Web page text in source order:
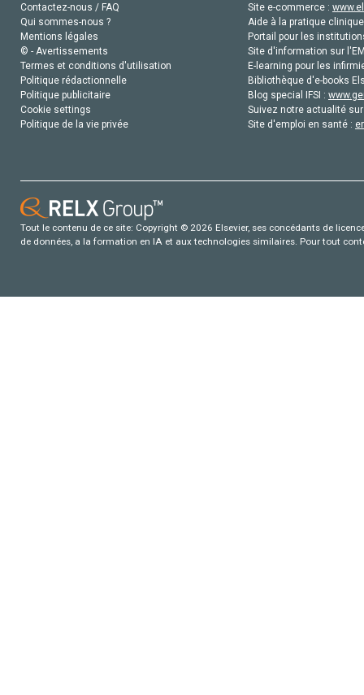
Contactez-nous / FAQ
Qui sommes-nous ?
Mentions légales
© - Avertissements
Termes et conditions d'utilisation
Politique rédactionnelle
Politique publicitaire
Cookie settings
Politique de la vie privée
Site e-commerce :
Aide à la pratique
Portail pour les
Site d'information sur
E-learning pour les
Bibliothèque d'e-books
Blog special IFSI :
Suivez notre actualité
Site d'emploi en santé :
Tout le contenu de ce site: Copyright © 2026 Elsevier, ses concédants de
de données, a la formation en IA et aux technologies similaires. Pour tout